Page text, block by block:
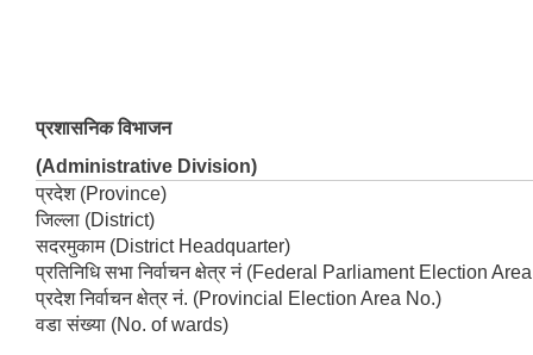
प्रशासनिक विभाजन
(Administrative Division)
प्रदेश (Province)
जिल्ला (District)
सदरमुकाम (District Headquarter)
प्रतिनिधि सभा निर्वाचन क्षेत्र नं (Federal Parliament Election
प्रदेश निर्वाचन क्षेत्र नं. (Provincial Election Area No.)
वडा संख्या (No. of wards)